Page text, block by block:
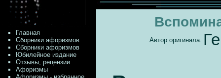
Главная
Сборники афоризмов
Сборники афоризмов
Юбилейное издание
Отзывы, рецензии
Афоризмы
Автор оригинала: